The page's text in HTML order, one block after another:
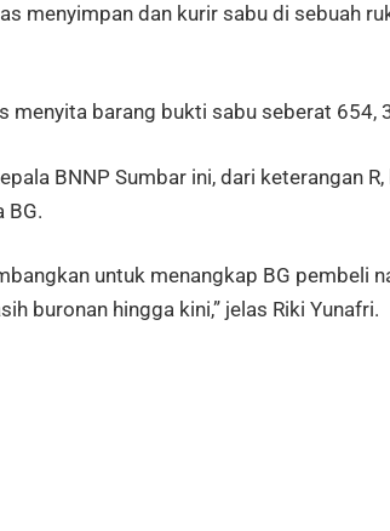
menyimpan dan kurir sabu di sebuah
menyita barang bukti sabu seberat 654,
BNNP Sumbar ini, dari keterangan
BG.
untuk menangkap BG pembeli
buronan hingga kini,” jelas Riki Yunafri.